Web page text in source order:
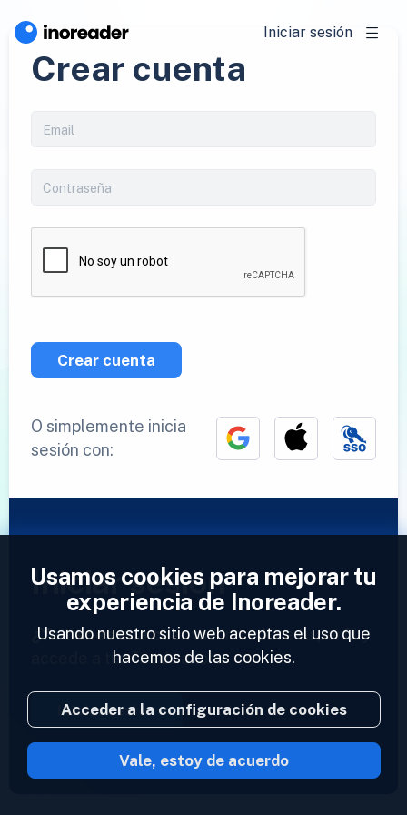
Iniciar sesión
Crear cuenta
Crear cuenta
O simplemente inicia
sesión con:
Iniciar sesión
¿Ya tienes una cuenta?Introduce tu perfil y
accede a tus feeds ahora.
Iniciar sesión
2023 © Inoreader
Usamos cookies para mejorar tu
experiencia de Inoreader.
Usando nuestro sitio web aceptas el uso que
hacemos de las cookies.
Acceder a la configuración de cookies
Vale, estoy de acuerdo